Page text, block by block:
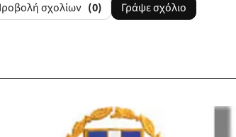
σχολίων (0) Γράψε σχόλιο